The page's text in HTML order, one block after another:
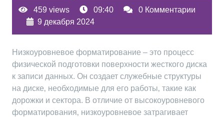
459 views 09:40
0 Комментарии
9 декабря 2024
Низкоуровневое форматирование – это процесс
физической подготовки поверхности жесткого диска
к записи данных. Он создает служебные структуры
на диске‚ необходимые для его работы‚ такие как
дорожки и сектора. В отличие от высокоуровневого
форматирования‚ низкоуровневое затрагивает